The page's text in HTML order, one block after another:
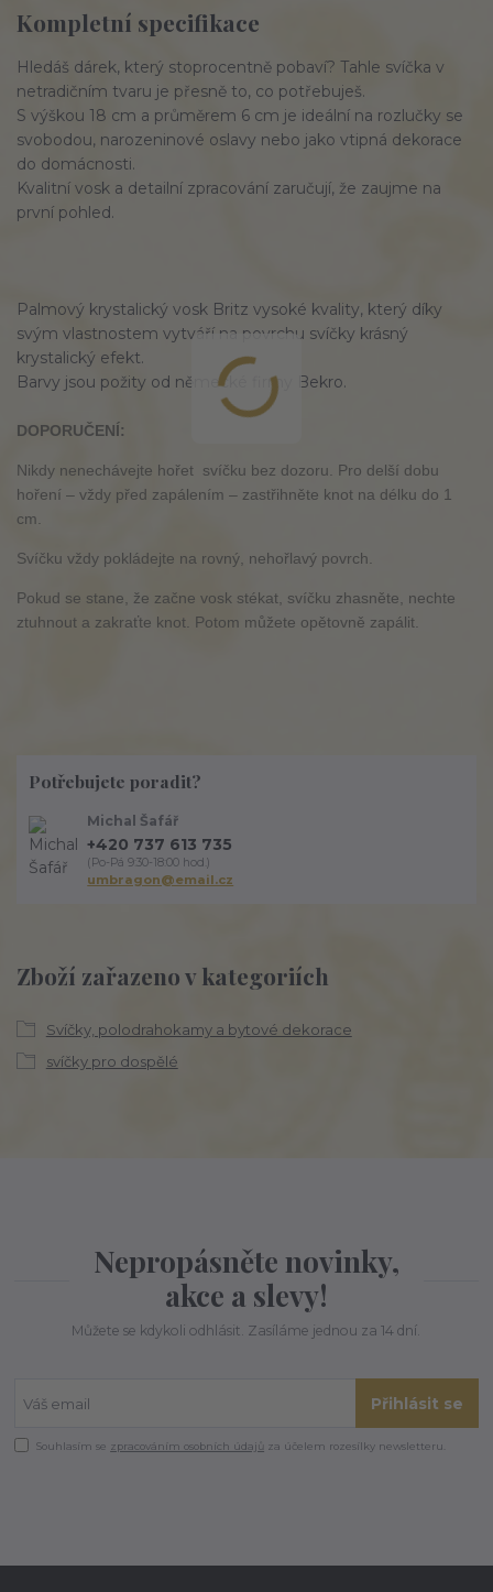
Kompletní specifikace
Hledáš dárek, který stoprocentně pobaví? Tahle svíčka v
netradičním tvaru je přesně to, co potřebuješ.
S výškou 18 cm a průměrem 6 cm je ideální na rozlučky se
svobodou, narozeninové oslavy nebo jako vtipná dekorace
do domácnosti.
Kvalitní vosk a detailní zpracování zaručují, že zaujme na
první pohled.
Palmový krystalický vosk Britz vysoké kvality, který díky
svým vlastnostem vytváří na povrchu svíčky krásný
krystalický efekt.
Barvy jsou požity od německé firmy Bekro.
DOPORUČENÍ:
Nikdy nenechávejte hořet svíčku bez dozoru. Pro delší dobu
hoření – vždy před zapálením – zastřihněte knot na délku do 1
cm.
Svíčku vždy pokládejte na rovný, nehořlavý povrch.
Pokud se stane, že začne vosk stékat, svíčku zhasněte, nechte
ztuhnout a zakraťte knot. Potom můžete opětovně zapálit.
Zboží zařazeno v kategoriích
Svíčky, polodrahokamy a bytové dekorace
svíčky pro dospělé
Potřebujete poradit?
Michal Šafář
+420 737 613 735
(Po-Pá 9:30-18:00 hod.)
umbragon@email.cz
Nepropásněte novinky,
akce a slevy!
Můžete se kdykoli odhlásit. Zasíláme jednou za 14 dní.
Přihlásit se
Souhlasím se zpracováním osobních údajů za účelem rozesílky newsletteru.